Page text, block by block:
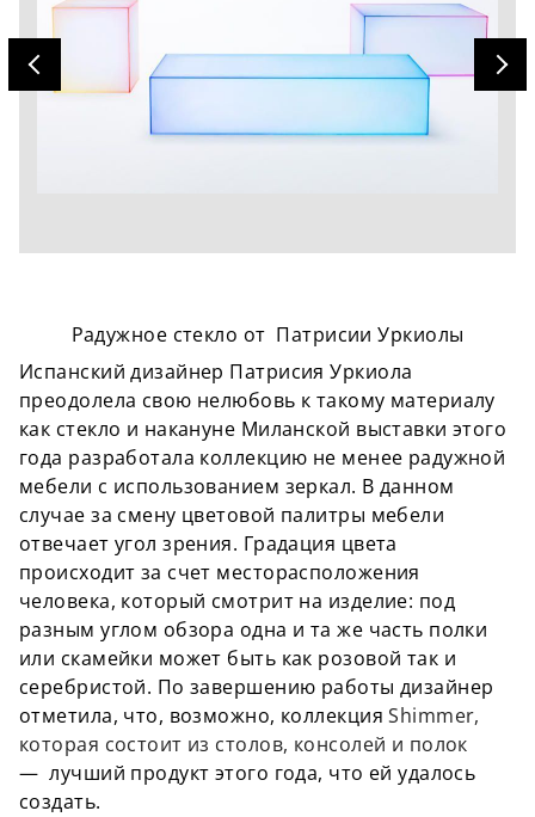
Радужное стекло от Патрисии Уркиолы
Испанский дизайнер Патрисия Уркиола
преодолела свою нелюбовь к такому материалу
как стекло и накануне Миланской выставки этого
года разработала коллекцию не менее радужной
мебели с использованием зеркал. В данном
случае за смену цветовой палитры мебели
отвечает угол зрения. Градация цвета
происходит за счет месторасположения
человека, который смотрит на изделие: под
разным углом обзора одна и та же часть полки
или скамейки может быть как розовой так и
серебристой. По завершению работы дизайнер
отметила, что, возможно, коллекцияShimmer,
которая состоит из столов, консолей и полок
— лучший продукт этого года, что ей удалось
создать.